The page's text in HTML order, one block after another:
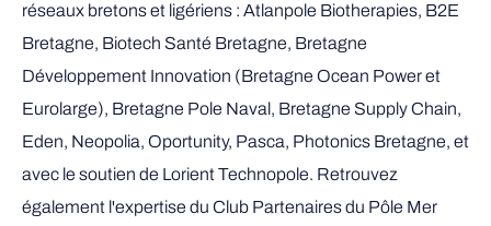
réseaux bretons et ligériens : Atlanpole Biotherapies, B2E
Bretagne, Biotech Santé Bretagne, Bretagne
Développement Innovation (Bretagne Ocean Power et
Eurolarge), Bretagne Pole Naval, Bretagne Supply Chain,
Eden, Neopolia, Oportunity, Pasca, Photonics Bretagne, et
avec le soutien de Lorient Technopole. Retrouvez
également l'expertise du Club Partenaires du Pôle Mer